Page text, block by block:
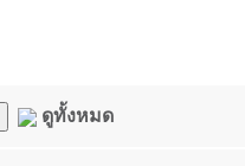
ดูทั้งหมด